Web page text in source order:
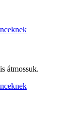
átmossuk.